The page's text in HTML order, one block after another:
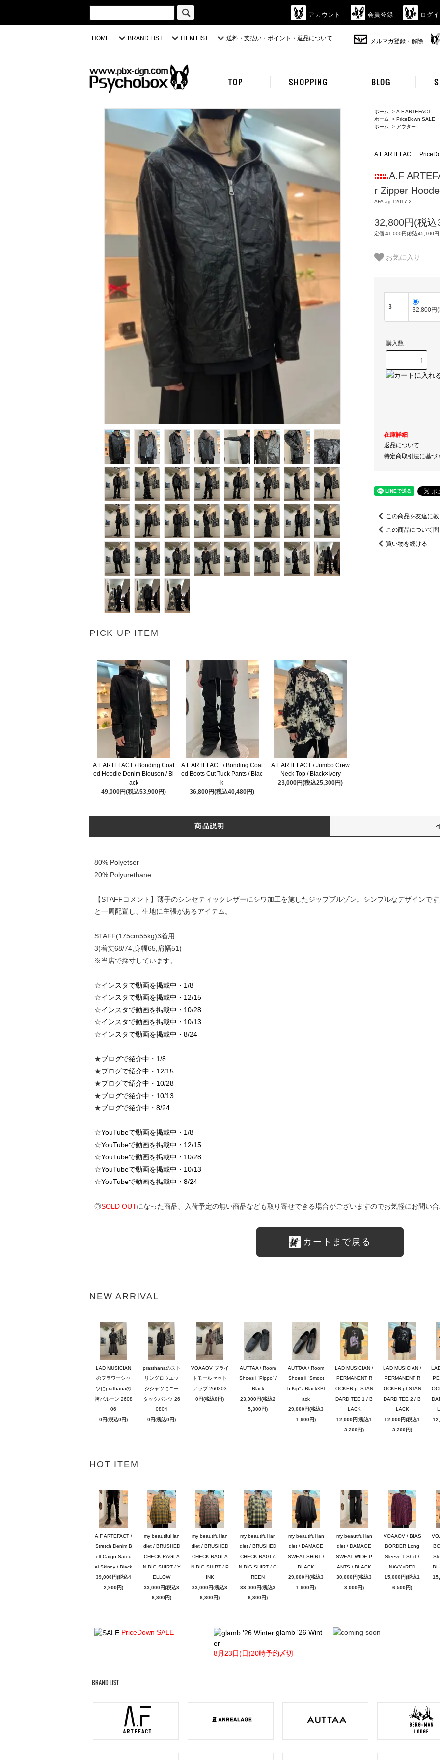
アカウント 会員登録 ログ
HOME BRAND LIST ITEM LIST 送料・支払い・ポイント・返品について メルマガ登録・解除
TOP SHOPPING BLOG
PICK UP ITEM
A.F ARTEFACT / Bonding Coat
ed Hoodie Denim Blouson / Bl
ack
49,000円(税込53,900円)
A.F ARTEFACT / Bonding Coat
ed Boots Cut Tuck Pants / Blac
k
36,800円(税込40,480円)
A.F ARTEFACT / Jumbo Crew
Neck Top / Black×Ivory
23,000円(税込25,300円)
ホーム > A.F ARTEFACT
ホーム
> PriceDown SALE
ホーム
> アウター
A.F ARTEFACT
A.F
r Zipper
AFA-ag-12017-2
32,800円(税
定価 41,000円(税込45,100円)
お気に入り
3 32,800円
購入数
在庫詳細
返品について
特定商取引法に基づ
この商品を友達に
この商品について
買い物を続ける
商品説明
80% Polyetser
20% Polyurethane
【STAFFコメント】薄手のシンセティックレザーにシワ加工を施したジップブルゾン。シンプルなデザインで
と一周配置し、生地に主張があるアイテム。
STAFF(175cm55kg)3着用
3(着丈68/74,身幅65,肩幅51)
※当店で採寸しています。
☆インスタで動画を掲載中・1/8
☆インスタで動画を掲載中・12/15
☆インスタで動画を掲載中・10/28
☆インスタで動画を掲載中・10/13
☆インスタで動画を掲載中・8/24
★ブログで紹介中・1/8
★ブログで紹介中・12/15
★ブログで紹介中・10/28
★ブログで紹介中・10/13
★ブログで紹介中・8/24
☆YouTubeで動画を掲載中・1/8
☆YouTubeで動画を掲載中・12/15
☆YouTubeで動画を掲載中・10/28
☆YouTubeで動画を掲載中・10/13
☆YouTubeで動画を掲載中・8/24
◎SOLD OUTになった商品、入荷予定の無い商品なども取り寄せできる場合がございますのでお気軽にお問い
カートまで戻る
NEW ARRIVAL
LAD MUSICIAN
のフラワーシャ
ツにprathanaの
袴バルーン 2608
06
0円(税込0円)
prasthanaのスト
リングロウエッ
ジシャツにニー
タックパンツ 26
0804
0円(税込0円)
VOAAOV ブライ
トモールセット
アップ 260803
0円(税込0円)
AUTTAA / Room
Shoes i “Pippo” /
Black
23,000円(税込2
5,300円)
AUTTAA / Room
Shoes ii “Smoot
h Kip” / Black×Bl
ack
29,000円(税込3
1,900円)
LAD MUSICIAN /
PERMANENT R
OCKER pt STAN
DARD TEE 1 / B
LACK
12,000円(税込1
3,200円)
LAD MUSICIAN /
PERMANENT R
OCKER pt STAN
DARD TEE 2 / B
LACK
12,000円(税込1
3,200円)
HOT ITEM
A.F ARTEFACT /
Stretch Denim B
elt Cargo Sarou
el Skinny / Black
39,000円(税込4
2,900円)
my beautiful lan
dlet / BRUSHED
CHECK RAGLA
N BIG SHIRT / Y
ELLOW
33,000円(税込3
6,300円)
my beautiful lan
dlet / BRUSHED
CHECK RAGLA
N BIG SHIRT / P
INK
33,000円(税込3
6,300円)
my beautiful lan
dlet / BRUSHED
CHECK RAGLA
N BIG SHIRT / G
REEN
33,000円(税込3
6,300円)
my beautiful lan
dlet / DAMAGE
SWEAT SHIRT /
BLACK
29,000円(税込3
1,900円)
my beautiful lan
dlet / DAMAGE
SWEAT WIDE P
ANTS / BLACK
30,000円(税込3
3,000円)
VOAAOV / BIAS
BORDER Long
Sleeve T-Shirt /
NAVY×RED
15,000円(税込1
6,500円)
PriceDown SALE
glamb '26 Wint
er
8月23日(日)20時予約〆切
BRAND LIST